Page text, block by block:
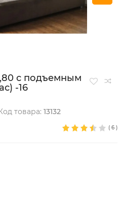
с подъемным
-16
товара: 13132
( 6 )